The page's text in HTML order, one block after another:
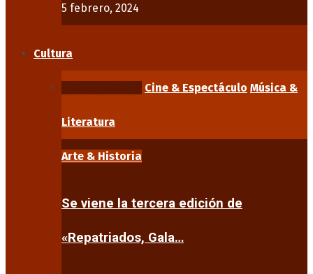
5 febrero, 2024
Cultura
Cine & Espectáculo Música &
Literatura
Arte & Historia
Se viene la tercera edición de
«Repatriados, Gala…